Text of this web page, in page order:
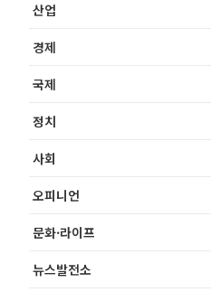
산업
경제
국제
정치
사회
오피니언
문화·라이프
뉴스발전소